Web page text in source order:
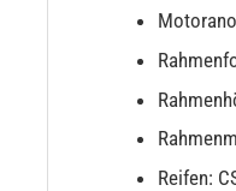
Reifen: